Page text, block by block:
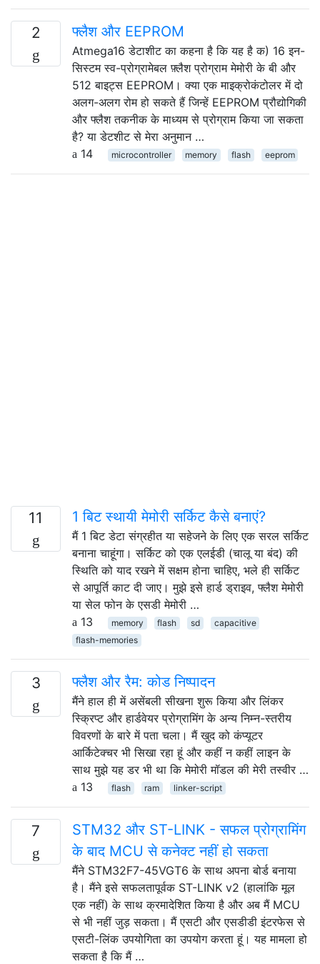
2 फ्लैश और EEPROM
Atmega16 डेटाशीट का कहना है कि यह है क) 16 इन-
सिस्टम स्व-प्रोग्रामेबल फ़्लैश प्रोग्राम मेमोरी के बी और
512 बाइट्स EEPROM। क्या एक माइक्रोकंटोलर में दो
अलग-अलग रोम हो सकते हैं जिन्हें EEPROM प्रौद्योगिकी
और फ्लैश तकनीक के माध्यम से प्रोग्राम किया जा सकता
है? या डेटशीट से मेरा अनुमान …
14
microcontroller memory flash eeprom
11 1 बिट स्थायी मेमोरी सर्किट कैसे बनाएं?
मैं 1 बिट डेटा संग्रहीत या सहेजने के लिए एक सरल सर्किट
बनाना चाहूंगा। सर्किट को एक एलईडी (चालू या बंद) की
स्थिति को याद रखने में सक्षम होना चाहिए, भले ही सर्किट
से आपूर्ति काट दी जाए। मुझे इसे हार्ड ड्राइव, फ्लैश मेमोरी
या सेल फोन के एसडी मेमोरी …
13
memory flash sd
capacitive
flash-memories
3 फ्लैश और रैम: कोड निष्पादन
मैंने हाल ही में असेंबली सीखना शुरू किया और लिंकर
स्क्रिप्ट और हार्डवेयर प्रोग्रामिंग के अन्य निम्न-स्तरीय
विवरणों के बारे में पता चला। मैं खुद को कंप्यूटर
आर्किटेक्चर भी सिखा रहा हूं और कहीं न कहीं लाइन के
साथ मुझे यह डर भी था कि मेमोरी मॉडल की मेरी तस्वीर …
13
flash ram linker-script
7
STM32 और ST-LINK - सफल प्रोग्रामिंग
के बाद MCU से कनेक्ट नहीं हो सकता
मैंने STM32F7-45VGT6 के साथ अपना बोर्ड बनाया
है। मैंने इसे सफलतापूर्वक ST-LINK v2 (हालांकि मूल
एक नहीं) के साथ क्रमादेशित किया है और अब मैं MCU
से भी नहीं जुड़ सकता। मैं एसटी और एसडीडी इंटरफेस से
एसटी-लिंक उपयोगिता का उपयोग करता हूं। यह मामला हो
सकता है कि मैं …